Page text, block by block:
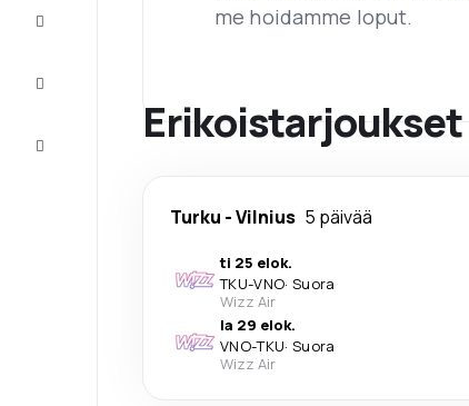
me hoidamme loput.
Erikoistarjoukset
Turku -Vilnius 5 päivää
ti 25 elok.
TKU-VNO· Suora
Wizz Air
la 29 elok.
VNO-TKU· Suora
Wizz Air